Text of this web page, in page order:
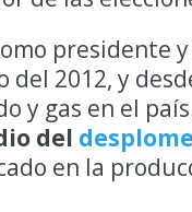
presidente
del 2012, y
y gas en el
del
en la